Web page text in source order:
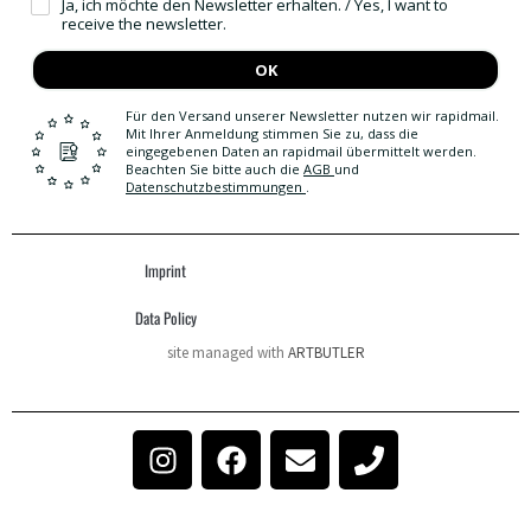
Ja, ich möchte den Newsletter erhalten. / Yes, I want to
receive the newsletter.
OK
Für den Versand unserer Newsletter nutzen wir rapidmail.
Mit Ihrer Anmeldung stimmen Sie zu, dass die
eingegebenen Daten an rapidmail übermittelt werden.
Beachten Sie bitte auch die AGB und
Datenschutzbestimmungen .
Imprint
Data Policy
site managed with ARTBUTLER